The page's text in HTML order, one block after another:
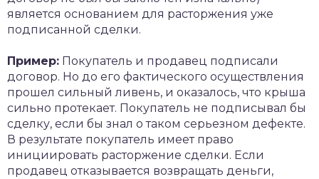
является основанием для расторжения уже
подписанной сделки.
Пример: Покупатель и продавец подписали
договор. Но до его фактического осуществления
прошел сильный ливень, и оказалось, что крыша
сильно протекает. Покупатель не подписывал бы
сделку, если бы знал о таком серьезном дефекте.
В результате покупатель имеет право
инициировать расторжение сделки. Если
продавец отказывается возвращать деньги,